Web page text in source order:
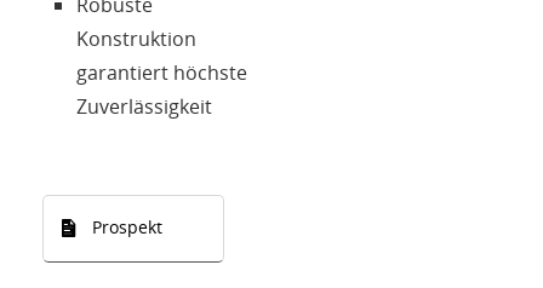
Konstruktion
garantiert höchste
Zuverlässigkeit
Prospekt